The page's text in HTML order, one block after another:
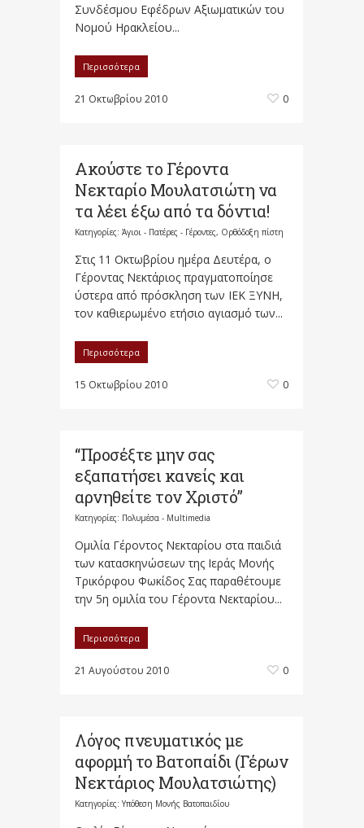
Συνδέσμου Εφέδρων Αξιωματικών του
Νομού Ηρακλείου...
Περισσότερα
21 Οκτωβρίου 2010 0
Ακούστε το Γέροντα
Νεκταρίο Μουλατσιώτη να
τα λέει έξω από τα δόντια!
Κατηγορίες: Άγιοι - Πατέρες - Γέροντες, Ορθόδοξη πίστη
Στις 11 Οκτωβρίου ημέρα Δευτέρα, ο
Γέροντας Νεκτάριος πραγματοποίησε
ύστερα από πρόσκληση των ΙΕΚ ΞΥΝΗ,
τον καθιερωμένο ετήσιο αγιασμό των...
Περισσότερα
15 Οκτωβρίου 2010 0
“Προσέξτε μην σας
εξαπατήσει κανείς και
αρνηθείτε τον Χριστό”
Κατηγορίες: Πολυμέσα - Multimedia
Ομιλία Γέροντος Νεκταρίου στα παιδιά
των κατασκηνώσεων της Ιεράς Μονής
Τρικόρφου Φωκίδος Σας παραθέτουμε
την 5η ομιλία του Γέροντα Νεκταρίου...
Περισσότερα
21 Αυγούστου 2010 0
Λόγος πνευματικός με
αφορμή το Βατοπαίδι (Γέρων
Νεκτάριος Μουλατσιώτης)
Κατηγορίες: Υπόθεση Μονής Βατοπαιδίου